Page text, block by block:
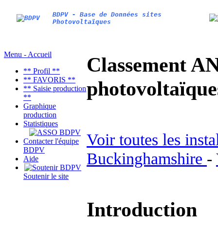
BDPV - Base de Données sites
Photovoltaïques
Menu - Accueil
** Profil **
** FAVORIS **
** Saisie production
**
Graphique
production
Statistiques
Contacter l'équipe
BDPV
Aide
Soutenir le site
Classement
Voir toutes les
Buckinghamshire -
Introduction